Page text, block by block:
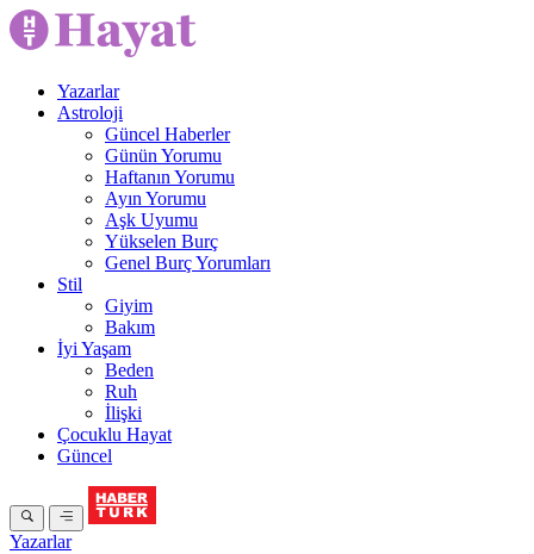
Yazarlar
Astroloji
Güncel Haberler
Günün Yorumu
Haftanın Yorumu
Ayın Yorumu
Aşk Uyumu
Yükselen Burç
Genel Burç Yorumları
Stil
Giyim
Bakım
İyi Yaşam
Beden
Ruh
İlişki
Çocuklu Hayat
Güncel
Yazarlar